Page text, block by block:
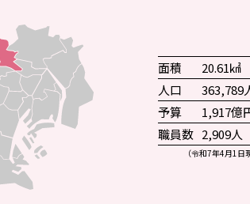
面積
20.61㎢
人口
363,789
予算
1,917億
職員数 2,909人
（令和7年4月1日